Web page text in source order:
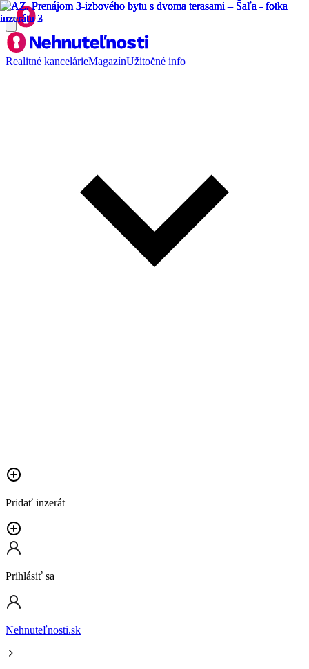
Realitné kancelárieMagazínUžitočné info
Pridať inzerát
Prihlásiť sa
Nehnuteľnosti.sk